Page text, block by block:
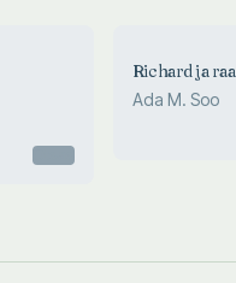
Richard ja
Ada M. Soo